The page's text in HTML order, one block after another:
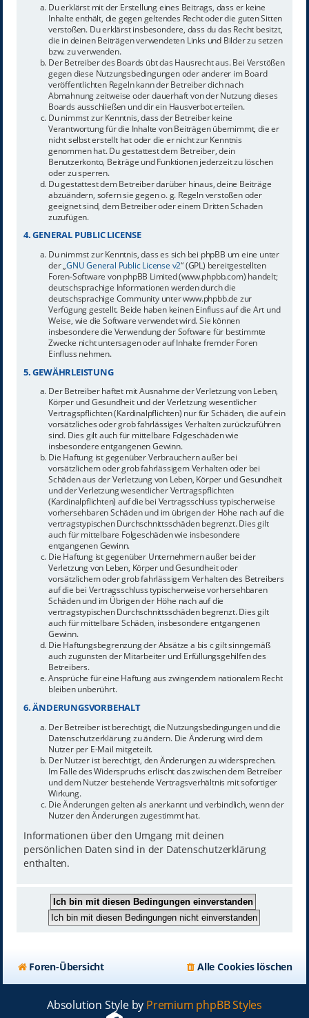
Du erklärst mit der Erstellung eines Beitrags, dass er keine
Inhalte enthält, die gegen geltendes Recht oder die guten Sitten
verstoßen. Du erklärst insbesondere, dass du das Recht besitzt,
die in deinen Beiträgen verwendeten Links und Bilder zu setzen
bzw. zu verwenden.
Der Betreiber des Boards übt das Hausrecht aus. Bei Verstößen
gegen diese Nutzungsbedingungen oder anderer im Board
veröffentlichten Regeln kann der Betreiber dich nach
Abmahnung zeitweise oder dauerhaft von der Nutzung dieses
Boards ausschließen und dir ein Hausverbot erteilen.
Du nimmst zur Kenntnis, dass der Betreiber keine
Verantwortung für die Inhalte von Beiträgen übernimmt, die er
nicht selbst erstellt hat oder die er nicht zur Kenntnis
genommen hat. Du gestattest dem Betreiber, dein
Benutzerkonto, Beiträge und Funktionen jederzeit zu löschen
oder zu sperren.
Du gestattest dem Betreiber darüber hinaus, deine Beiträge
abzuändern, sofern sie gegen o. g. Regeln verstoßen oder
geeignet sind, dem Betreiber oder einem Dritten Schaden
zuzufügen.
4. GENERAL PUBLIC LICENSE
Du nimmst zur Kenntnis, dass es sich bei phpBB um eine unter
der „GNU General Public License v2“ (GPL) bereitgestellten
Foren-Software von phpBB Limited (www.phpbb.com) handelt;
deutschsprachige Informationen werden durch die
deutschsprachige Community unter www.phpbb.de zur
Verfügung gestellt. Beide haben keinen Einfluss auf die Art und
Weise, wie die Software verwendet wird. Sie können
insbesondere die Verwendung der Software für bestimmte
Zwecke nicht untersagen oder auf Inhalte fremder Foren
Einfluss nehmen.
5. GEWÄHRLEISTUNG
Der Betreiber haftet mit Ausnahme der Verletzung von Leben,
Körper und Gesundheit und der Verletzung wesentlicher
Vertragspflichten (Kardinalpflichten) nur für Schäden, die auf ein
vorsätzliches oder grob fahrlässiges Verhalten zurückzuführen
sind. Dies gilt auch für mittelbare Folgeschäden wie
insbesondere entgangenen Gewinn.
Die Haftung ist gegenüber Verbrauchern außer bei
vorsätzlichem oder grob fahrlässigem Verhalten oder bei
Schäden aus der Verletzung von Leben, Körper und Gesundheit
und der Verletzung wesentlicher Vertragspflichten
(Kardinalpflichten) auf die bei Vertragsschluss typischerweise
vorhersehbaren Schäden und im übrigen der Höhe nach auf die
vertragstypischen Durchschnittsschäden begrenzt. Dies gilt
auch für mittelbare Folgeschäden wie insbesondere
entgangenen Gewinn.
Die Haftung ist gegenüber Unternehmern außer bei der
Verletzung von Leben, Körper und Gesundheit oder
vorsätzlichem oder grob fahrlässigem Verhalten des Betreibers
auf die bei Vertragsschluss typischerweise vorhersehbaren
Schäden und im Übrigen der Höhe nach auf die
vertragstypischen Durchschnittsschäden begrenzt. Dies gilt
auch für mittelbare Schäden, insbesondere entgangenen
Gewinn.
Die Haftungsbegrenzung der Absätze a bis c gilt sinngemäß
auch zugunsten der Mitarbeiter und Erfüllungsgehilfen des
Betreibers.
Ansprüche für eine Haftung aus zwingendem nationalem Recht
bleiben unberührt.
6. ÄNDERUNGSVORBEHALT
Der Betreiber ist berechtigt, die Nutzungsbedingungen und die
Datenschutzerklärung zu ändern. Die Änderung wird dem
Nutzer per E-Mail mitgeteilt.
Der Nutzer ist berechtigt, den Änderungen zu widersprechen.
Im Falle des Widerspruchs erlischt das zwischen dem Betreiber
und dem Nutzer bestehende Vertragsverhältnis mit sofortiger
Wirkung.
Die Änderungen gelten als anerkannt und verbindlich, wenn der
Nutzer den Änderungen zugestimmt hat.
Informationen über den Umgang mit deinen
persönlichen Daten sind in der Datenschutzerklärung
enthalten.
Foren-Übersicht Alle Cookies löschen
Absolution Style by Premium phpBB Styles